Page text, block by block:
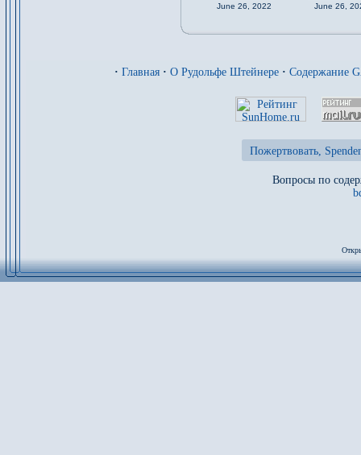
June 26, 2022 June 26,
· Главная · О Рудольфе Штейнере · Содержание
Пожертвовать,
Вопросы по